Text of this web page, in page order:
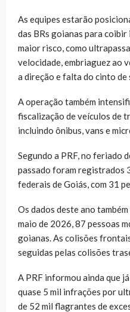
As equipes estarão
das BRs goianas para
maior risco, como
velocidade, embriaguez ao
a direção e falta do cinto de
A operação também
fiscalização de veículos de
incluindo ônibus, vans e
Segundo a PRF, no feriado
passado foram registrados
federais de Goiás, com 31
Os dados deste ano
maio de 2026, 87 pessoas
goianas. As colisões
seguidas pelas colisões
A PRF informou ainda que
quase 5 mil infrações por
de 52 mil flagrantes de